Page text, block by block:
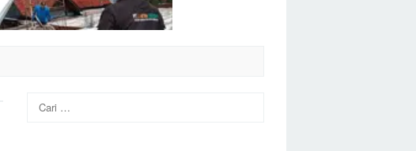
Cari
untuk: